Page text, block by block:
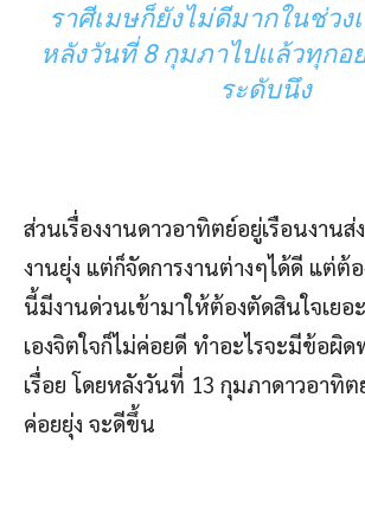
ราศีเมษก็ยังไม่ดีมากในช่วง
หลังวันที่ 8 กุมภาไปแล้วทุกอ
ระดับนึง
ส่วนเรื่องงานดาวอาทิตย์อยู่เรือนงาน
งานยุ่ง แต่ก็จัดการงานต่างๆได้ดี แต่ต้อ
นี้มีงานด่วนเข้ามาให้ต้องตัดสินใจเย
เองจิตใจก็ไม่ค่อยดี ทำอะไรจะมีข้อผิ
เรื่อย โดยหลังวันที่ 13 กุมภาดาวอาทิต
ค่อยยุ่ง จะดีขึ้น